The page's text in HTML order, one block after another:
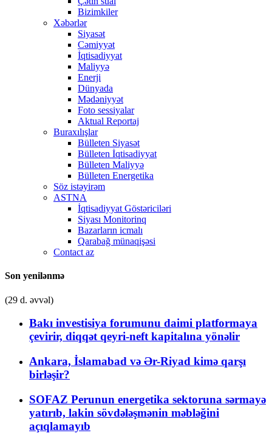
Bizimkiler
Xəbərlər
Siyasət
Cəmiyyət
İqtisadiyyat
Maliyyə
Enerji
Dünyada
Mədəniyyət
Foto sessiyalar
Aktual Reportaj
Buraxılışlar
Bülleten Siyasət
Bülleten İqtisadiyyat
Bülleten Maliyyə
Bülleten Energetika
Söz istəyirəm
ASTNA
İqtisadiyyat Göstəriciləri
Siyası Monitorinq
Bazarların icmalı
Qarabağ münaqişəsi
Contact az
Son yenilənmə
(29 d. əvvəl)
Bakı investisiya forumunu daimi platformaya
çevirir, diqqət qeyri-neft kapitalına yönəlir
Ankara, İslamabad və Ər-Riyad kimə qarşı
birləşir?
SOFAZ Perunun energetika sektoruna sərmayə
yatırıb, lakin sövdələşmənin məbləğini
açıqlamayıb